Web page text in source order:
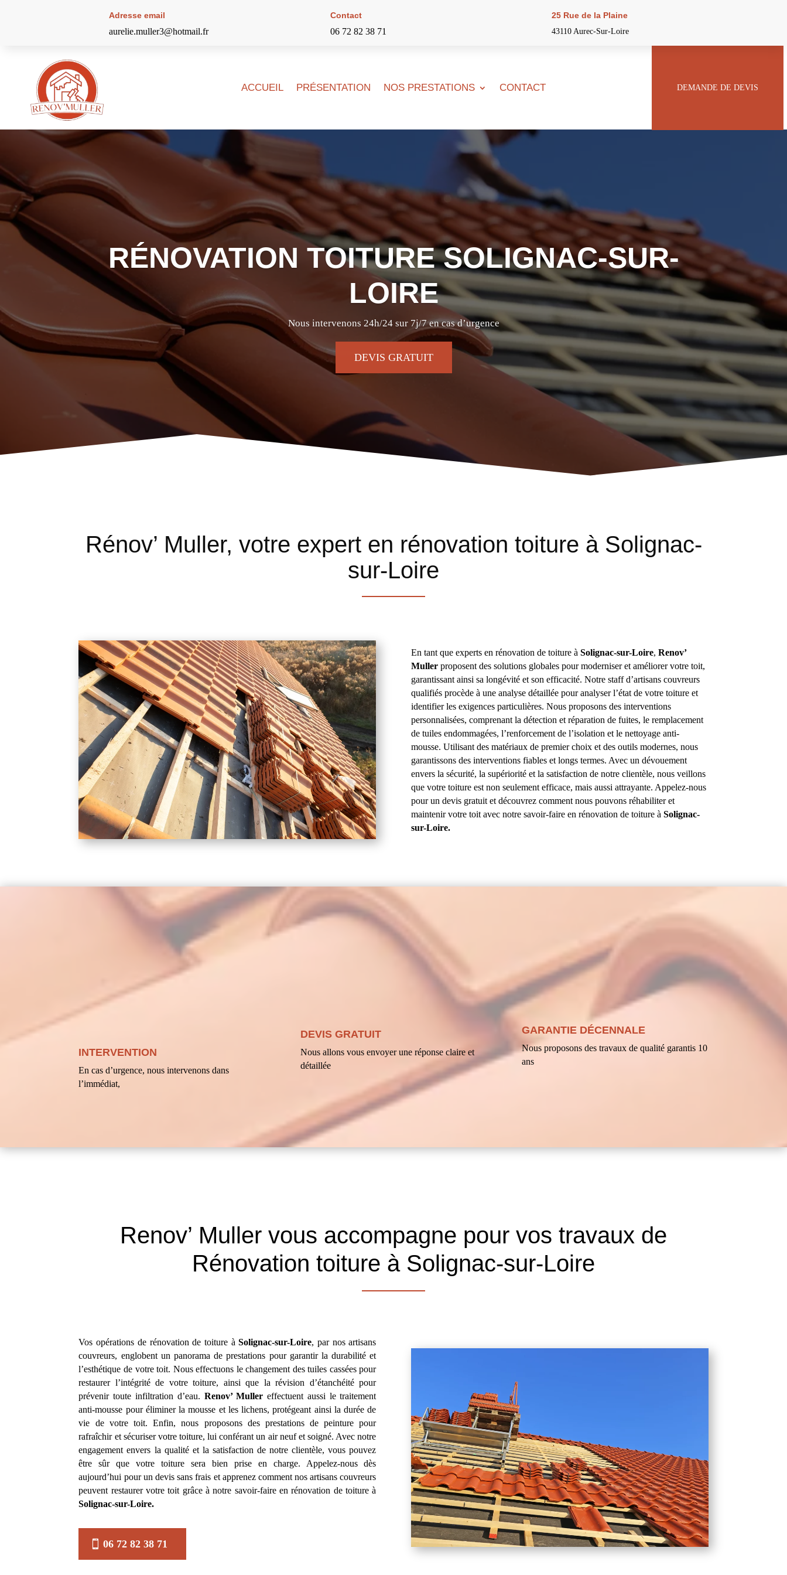
Adresse email
aurelie.muller3@hotmail.fr
Contact
06 72 82 38 71
25 Rue de la Plaine
43110 Aurec-Sur-Loire
ACCUEIL PRÉSENTATION NOS PRESTATIONS CONTACT DEMANDE DE DEVIS
RÉNOVATION TOITURE SOLIGNAC-SUR-
LOIRE
Nous intervenons 24h/24 sur 7j/7 en cas d’urgence
DEVIS GRATUIT
Rénov’ Muller, votre expert en rénovation toiture à Solignac-
sur-Loire
En tant que experts en rénovation de toiture à Solignac-sur-Loire, Renov’
Mullerproposent des solutions globales pour moderniser et améliorer votre toit,
garantissant ainsi sa longévité et son efficacité. Notre staff d’artisans couvreurs
qualifiés procède à une analyse détaillée pour analyser l’état de votre toiture et
identifier les exigences particulières. Nous proposons des interventions
personnalisées, comprenant la détection et réparation de fuites, le remplacement
de tuiles endommagées, l’renforcement de l’isolation et le nettoyage anti-
mousse. Utilisant des matériaux de premier choix et des outils modernes, nous
garantissons des interventions fiables et longs termes. Avec un dévouement
envers la sécurité, la supériorité et la satisfaction de notre clientèle, nous veillons
que votre toiture est non seulement efficace, mais aussi attrayante. Appelez-nous
pour un devis gratuit et découvrez comment nous pouvons réhabiliter et
maintenir votre toit avec notre savoir-faire en rénovation de toiture à Solignac-
sur-Loire.
INTERVENTION
En cas d’urgence, nous intervenons dans
l’immédiat,
DEVIS GRATUIT
Nous allons vous envoyer une réponse claire et
détaillée
GARANTIE DÉCENNALE
Nous proposons des travaux de qualité garantis 10
ans
Renov’ Muller vous accompagne pour vos travaux de
Rénovation toiture à Solignac-sur-Loire
Vos opérations de rénovation de toiture àSolignac-sur-Loire, par nos artisans
couvreurs, englobent un panorama de prestations pour garantir la durabilité et
l’esthétique de votre toit. Nous effectuons le changement des tuiles cassées pour
restaurer l’intégrité de votre toiture, ainsi que la révision d’étanchéité pour
prévenir toute infiltration d’eau. Renov’ Muller effectuent aussi le traitement
anti-mousse pour éliminer la mousse et les lichens, protégeant ainsi la durée de
vie de votre toit. Enfin, nous proposons des prestations de peinture pour
rafraîchir et sécuriser votre toiture, lui conférant un air neuf et soigné. Avec notre
engagement envers la qualité et la satisfaction de notre clientèle, vous pouvez
être sûr que votre toiture sera bien prise en charge. Appelez-nous dès
aujourd’hui pour un devis sans frais et apprenez comment nos artisans couvreurs
peuvent restaurer votre toit grâce à notre savoir-faire en rénovation de toiture à
Solignac-sur-Loire.
06 72 82 38 71